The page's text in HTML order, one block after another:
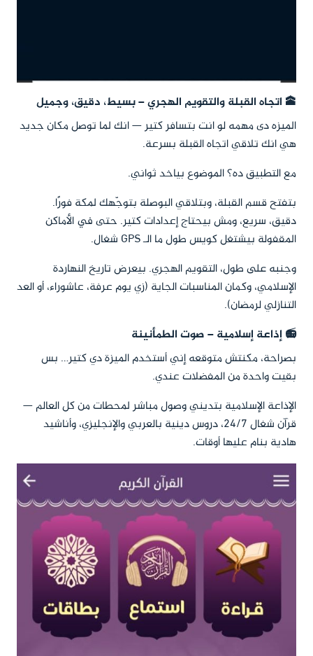
🕋 اتجاه القبلة والتقويم الهجري – بسيط، دقيق، وجميل
الميزه دى مهمه لو انت بتسافر كتير — انك لما توصل مكان جديد
هي انك تلاقي اتجاه القبلة بسرعة.
مع التطبيق ده؟ الموضوع بياخد ثواني.
بتفتح قسم القبلة، وبتلاقي البوصلة بتوجّهك لمكة فورًا.
دقيق، سريع، ومش بيحتاج إعدادات كتير. حتى في الأماكن
المقفولة بيشتغل كويس طول ما الـ GPS شغال.
وجنبه على طول، التقويم الهجري. بيعرض تاريخ النهاردة
الإسلامي، وكمان المناسبات الجاية (زي يوم عرفة، عاشوراء، أو العد
التنازلي لرمضان).
📻 إذاعة إسلامية – صوت الطمأنينة
بصراحة، مكنتش متوقعه إني أستخدم الميزة دي كتير… بس
بقيت واحدة من المفضلات عندي.
الإذاعة الإسلامية بتديني وصول مباشر لمحطات من كل العالم —
قرآن شغال 24/7، دروس دينية بالعربي والإنجليزي، وأناشيد
هادية بنام عليها أوقات.